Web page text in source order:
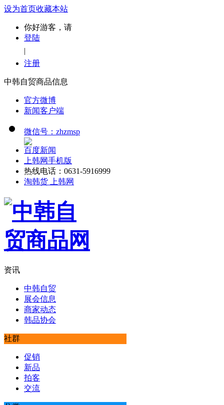
设为首页收藏本站
你好游客，请
登陆
|
注册
中韩自贸商品信息
官方微博
新闻客户端
微信号：zhzmsp
百度新闻
上韩网手机版
热线电话：0631-5916999
淘韩货 上韩网
资讯
中韩自贸
展会信息
商家动态
韩品协会
社群
促销
新品
拍客
交流